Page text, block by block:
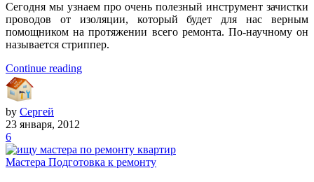
Сегодня мы узнаем про очень полезный инструмент зачистки
проводов от изоляции, который будет для нас верным
помощником на протяжении всего ремонта. По-научному он
называется стриппер.
Continue reading
by Сергей
23 января, 2012
6
Мастера Подготовка к ремонту